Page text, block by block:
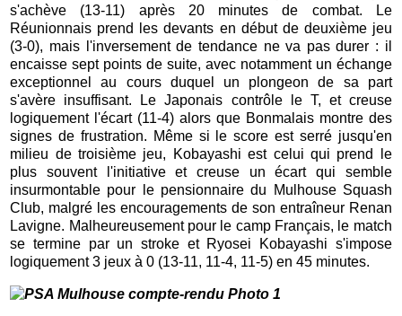
s'achève (13-11) après 20 minutes de combat. Le
Réunionnais prend les devants en début de deuxième jeu
(3-0), mais l'inversement de tendance ne va pas durer : il
encaisse sept points de suite, avec notamment un échange
exceptionnel au cours duquel un plongeon de sa part
s'avère insuffisant. Le Japonais contrôle le T, et creuse
logiquement l'écart (11-4) alors que Bonmalais montre des
signes de frustration. Même si le score est serré jusqu'en
milieu de troisième jeu, Kobayashi est celui qui prend le
plus souvent l'initiative et creuse un écart qui semble
insurmontable pour le pensionnaire du Mulhouse Squash
Club, malgré les encouragements de son entraîneur Renan
Lavigne. Malheureusement pour le camp Français, le match
se termine par un stroke et Ryosei Kobayashi s'impose
logiquement 3 jeux à 0 (13-11, 11-4, 11-5) en 45 minutes.